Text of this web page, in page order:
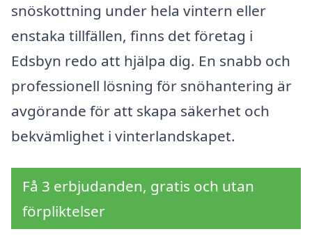
snöskottning under hela vintern eller
enstaka tillfällen, finns det företag i
Edsbyn redo att hjälpa dig. En snabb och
professionell lösning för snöhantering är
avgörande för att skapa säkerhet och
bekvämlighet i vinterlandskapet.
Få 3 erbjudanden, gratis och utan
förpliktelser